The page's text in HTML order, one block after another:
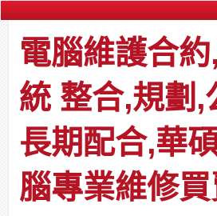
電腦維護合
統 整合,規劃,
長期配合,華
腦專業維修